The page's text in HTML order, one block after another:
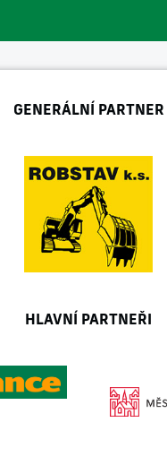
GENERÁLNÍ PARTNER
HLAVNÍ PARTNEŘI